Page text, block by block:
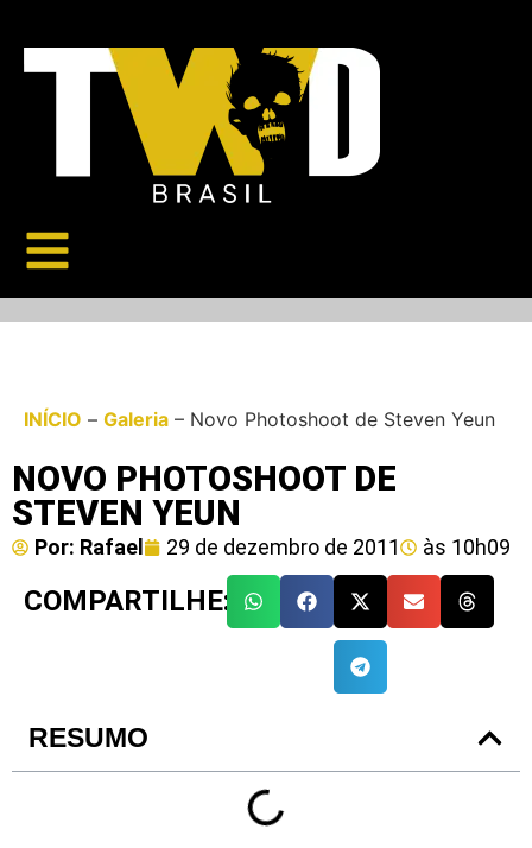
INÍCIO – Galeria – Novo Photoshoot de Steven Yeun
NOVO PHOTOSHOOT DE
STEVEN YEUN
Por: Rafael 29 de dezembro de 2011 às 10h09
COMPARTILHE:
RESUMO